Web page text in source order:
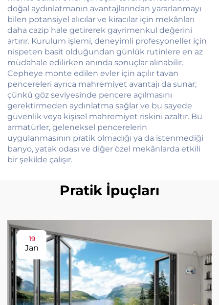
doğal aydınlatmanın avantajlarından yararlanmayı
bilen potansiyel alıcılar ve kiracılar için mekânları
daha cazip hale getirerek gayrimenkul değerini
artırır. Kurulum işlemi, deneyimli profesyoneller için
nispeten basit olduğundan günlük rutinlere en az
müdahale edilirken anında sonuçlar alınabilir.
Cepheye monte edilen evler için açılır tavan
pencereleri ayrıca mahremiyet avantajı da sunar;
çünkü göz seviyesinde pencere açılmasını
gerektirmeden aydınlatma sağlar ve bu sayede
güvenlik veya kişisel mahremiyet riskini azaltır. Bu
armatürler, geleneksel pencerelerin
uygulanmasının pratik olmadığı ya da istenmediği
banyo, yatak odası ve diğer özel mekânlarda etkili
bir şekilde çalışır.
Pratik İpuçları
19
Jan